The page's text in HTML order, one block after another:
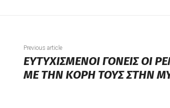
Previous article
ΕΥΤΥΧΙΣΜΕΝΟΙ ΓΟΝΕΙΣ ΟΙ
ΜΕ ΤΗΝ ΚΟΡΗ ΤΟΥΣ ΣΤΗΝ